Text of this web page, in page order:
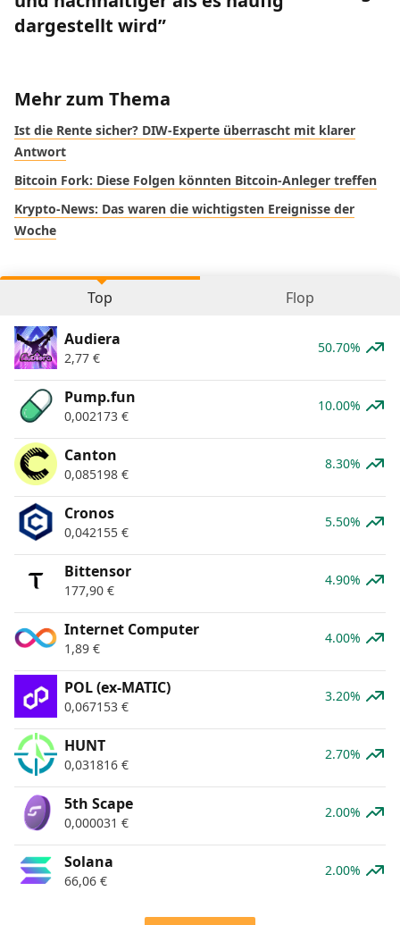
dargestellt wird”
Mehr zum Thema
Ist die Rente sicher? DIW-Experte überrascht mit klarer
Antwort
Bitcoin Fork: Diese Folgen könnten Bitcoin-Anleger treffen
Krypto-News: Das waren die wichtigsten Ereignisse der
Woche
Top Flop
Audiera
2,77 €
50.70%
Pump.fun
0,002173 €
10.00%
Canton
0,085198 €
8.30%
Cronos
0,042155 €
5.50%
Bittensor
177,90 €
4.90%
Internet Computer
1,89 €
4.00%
POL (ex-MATIC)
0,067153 €
3.20%
HUNT
0,031816 €
2.70%
5th Scape
0,000031 €
2.00%
Solana
66,06 €
2.00%